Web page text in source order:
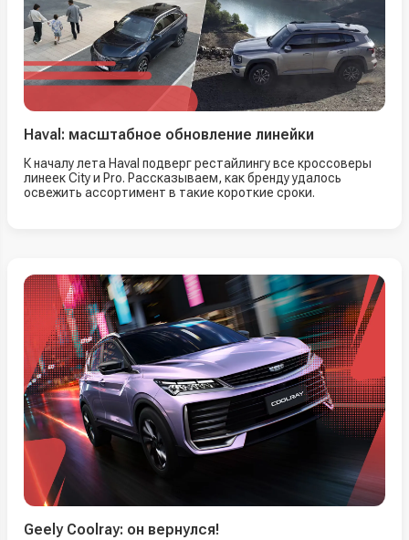
Haval: масштабное обновление линейки
К началу лета Haval подверг рестайлингу все кроссоверы
линеек City и Pro. Рассказываем, как бренду удалось
освежить ассортимент в такие короткие сроки.
Geely Coolray: он вернулся!